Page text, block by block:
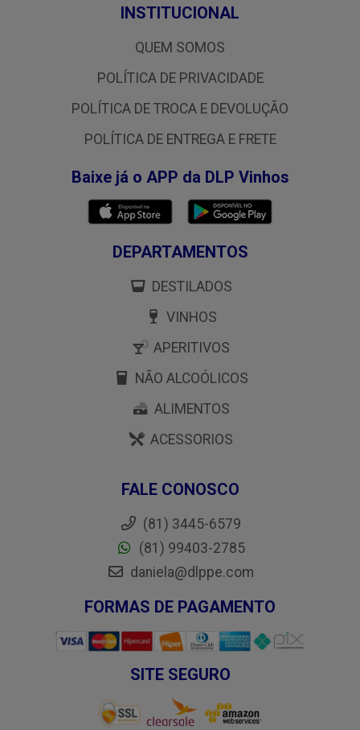
INSTITUCIONAL
QUEM SOMOS
POLÍTICA DE PRIVACIDADE
POLÍTICA DE TROCA E DEVOLUÇÃO
POLÍTICA DE ENTREGA E FRETE
Baixe já o APP da DLP Vinhos
DEPARTAMENTOS
DESTILADOS
VINHOS
APERITIVOS
NÃO ALCOÓLICOS
ALIMENTOS
ACESSORIOS
FALE CONOSCO
(81) 3445-6579
(81) 99403-2785
daniela@dlppe.com
FORMAS DE PAGAMENTO
SITE SEGURO